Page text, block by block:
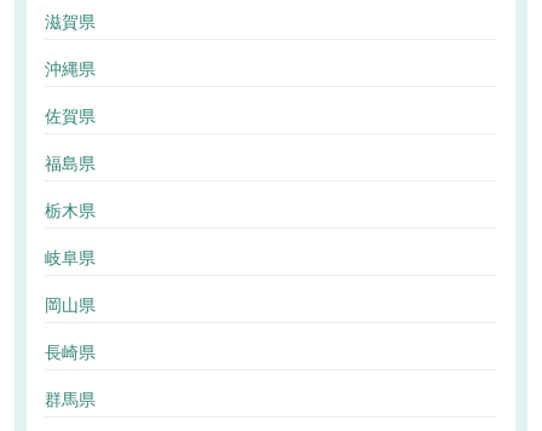
滋賀県
沖縄県
佐賀県
福島県
栃木県
岐阜県
岡山県
長崎県
群馬県